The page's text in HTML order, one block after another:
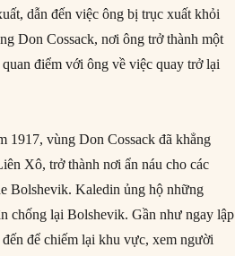
dẫn đến việc ông bị trục xuất khỏi
Don Cossack, nơi ông trở thành một
điểm với ông về việc quay trở lại
1917, vùng Don Cossack đã khẳng
Xô, trở thành nơi ẩn náu cho các
Bolshevik. Kaledin ủng hộ những
chống lại Bolshevik. Gần như ngay lập
để chiếm lại khu vực, xem người